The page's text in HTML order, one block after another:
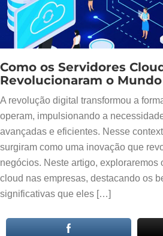
Como os Servidores
Revolucionaram o
A revolução digital transformou a
operam, impulsionando a
avançadas e eficientes. Nesse
surgiram como uma inovação que
negócios. Neste artigo, exploraremos
cloud nas empresas, destacando os
significativas que eles […]